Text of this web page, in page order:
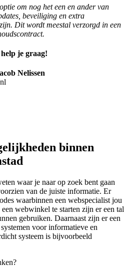
om nog het een en ander van
beveiliging en extra
Dit wordt meestal verzorgd in een
je graag!
Nelissen
binnen
waar je naar op zoek bent gaan
van de juiste informatie. Er
waarbinnen een webspecialist jou
webwinkel te starten zijn er een tal
gebruiken. Daarnaast zijn er een
voor informatieve en
systeem is bijvoorbeeld